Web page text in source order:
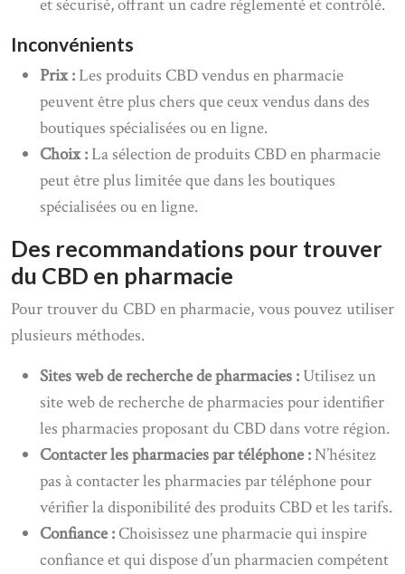
et sécurisé, offrant un cadre réglementé et contrôlé.
Inconvénients
Prix : Les produits CBD vendus en pharmacie
peuvent être plus chers que ceux vendus dans des
boutiques spécialisées ou en ligne.
Choix : La sélection de produits CBD en pharmacie
peut être plus limitée que dans les boutiques
spécialisées ou en ligne.
Des recommandations pour trouver
du CBD en pharmacie
Pour trouver du CBD en pharmacie, vous pouvez utiliser
plusieurs méthodes.
Sites web de recherche de pharmacies : Utilisez un
site web de recherche de pharmacies pour identifier
les pharmacies proposant du CBD dans votre région.
Contacter les pharmacies par téléphone :N’hésitez
pas à contacter les pharmacies par téléphone pour
vérifier la disponibilité des produits CBD et les tarifs.
Confiance : Choisissez une pharmacie qui inspire
confiance et qui dispose d’un pharmacien compétent